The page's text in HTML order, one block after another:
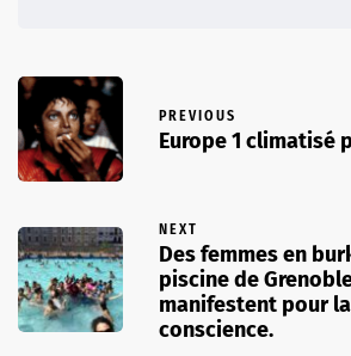
PREVIOUS
Europe 1 climatisé
NEXT
Des femmes en
piscine de
manifestent pour
conscience.